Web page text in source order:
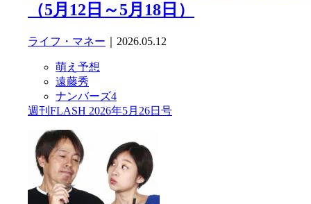
（5月12日～5月18日）
ライフ・マネー ｜2026.05.12
萌え予想
遠藤秀
ナンバーズ4
週刊FLASH 2026年5月26日号